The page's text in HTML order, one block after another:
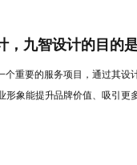
，九智设计的目的
个重要的服务项目，通过其设
形象能提升品牌价值、吸引更